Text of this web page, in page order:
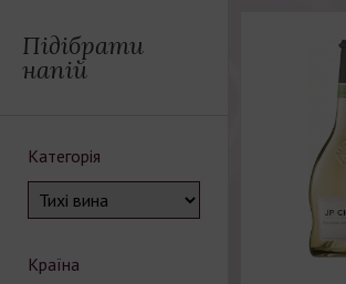
Підібрати
напій
Категорія
Країна